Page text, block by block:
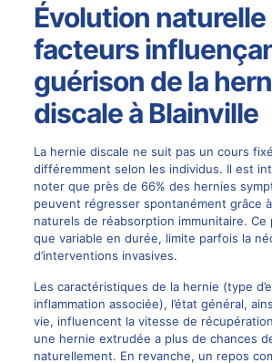
Évolution naturelle
facteurs
guérison de la
discale à Blainville
La hernie discale ne suit pas un cours
différemment selon les individus. Il est
noter que près de 66% des hernies
peuvent régresser spontanément grâce
naturels de réabsorption immunitaire. Ce
que variable en durée, limite parfois la
d’interventions invasives.
Les caractéristiques de la hernie (type
inflammation associée), l’état général,
vie, influencent la vitesse de
une hernie extrudée a plus de chances
naturellement. En revanche, un repos